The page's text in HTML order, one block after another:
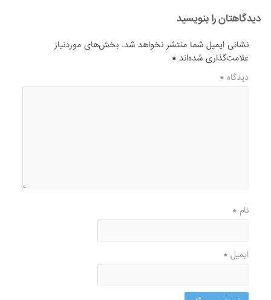
دیدگاهتان را بنویسید
نشانی ایمیل شما منتشر نخواهد شد. بخش‌های موردنیاز
علامت‌گذاری شده‌اند*
دیدگاه*
نام*
ایمیل*